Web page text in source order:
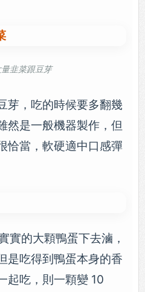
韭菜跟豆芽
芽，吃的時候要多翻幾
然是一般機器製作，但
恰當，軟硬適中口感彈
實的大顆鴨蛋下去滷，
是吃得到鴨蛋本身的香
起吃，則一顆變 10